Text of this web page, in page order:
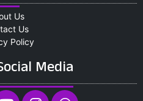
Us
Us
Policy
Media